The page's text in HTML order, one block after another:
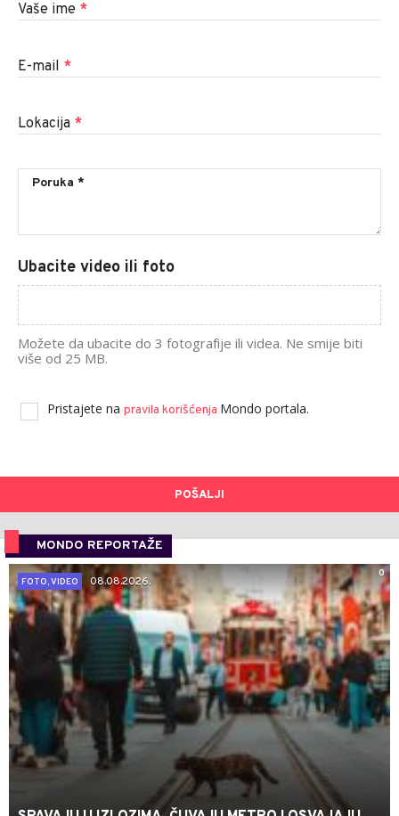
Vaše ime *
E-mail *
Lokacija *
Ubacite video ili foto
Možete da ubacite do 3 fotografije ili videa. Ne smije biti
više od 25 MB.
Pristajete na pravila korišćenja Mondo portala.
POŠALJI
MONDO REPORTAŽE
0
FOTO, VIDEO
08.08.2026.